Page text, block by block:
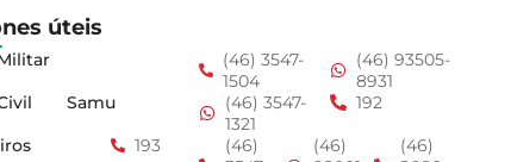
úteis
(46) 3547-
1504
(46) 93505-
8931
Samu
(46) 3547-
1321
192
193
(46)
(46)
(46)